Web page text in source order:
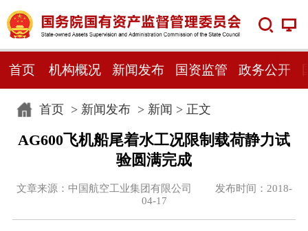
首页 机构概况 新闻发布 国资监管 政务公开
首页> 新闻发布> 新闻 > 正文
AG600飞机船尾着水工况限制载荷静力试
验圆满完成
文章来源：中国航空工业集团有限公司 发布时间：2018-
04-17